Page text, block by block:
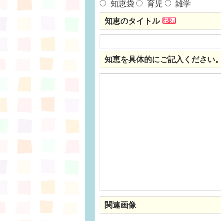
知恵袋 育児 雑学
知恵のタイトル
知恵を具体的にご記入ください
関連画像